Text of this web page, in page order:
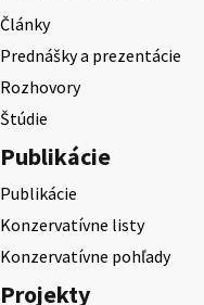
Články
Prednášky a prezentácie
Rozhovory
Štúdie
Publikácie
Publikácie
Konzervatívne listy
Konzervatívne pohľady
Projekty